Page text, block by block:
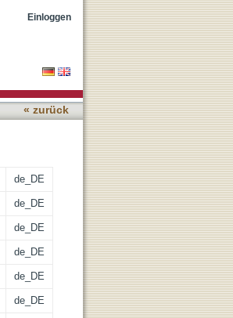
Einloggen
« zurück
de_DE
de_DE
de_DE
de_DE
de_DE
de_DE